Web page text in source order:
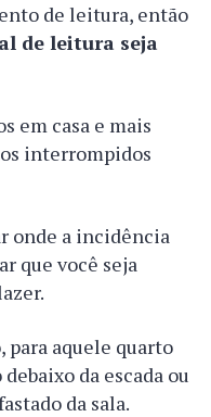
de leitura, então
de leitura seja
em casa e mais
interrompidos
onde a incidência
que você seja
para aquele quarto
da escada ou
da sala.